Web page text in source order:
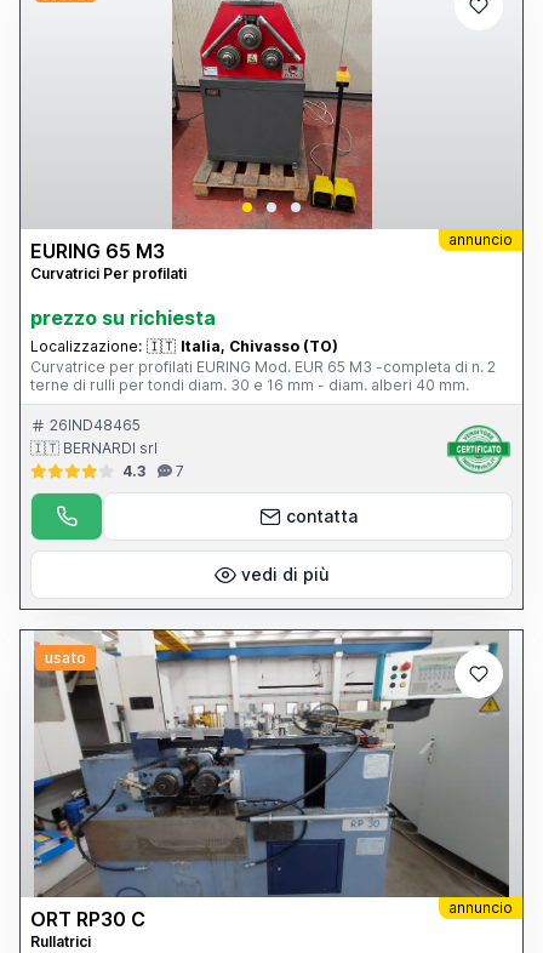
annuncio
EURING 65 M3
Curvatrici Per profilati
prezzo su richiesta
Localizzazione: 🇮🇹 Italia, Chivasso (TO)
Curvatrice per profilati EURING Mod. EUR 65 M3 -completa di n. 2
terne di rulli per tondi diam. 30 e 16 mm - diam. alberi 40 mm.
26IND48465
🇮🇹 BERNARDI srl
4.3
7
contatta
vedi di più
usato
annuncio
ORT RP30 C
Rullatrici